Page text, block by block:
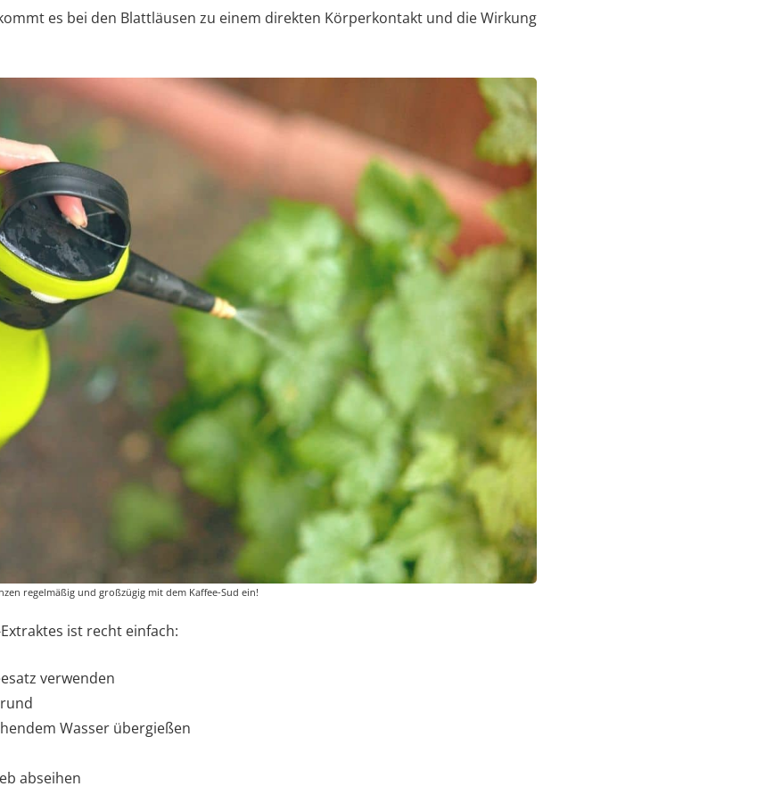
es bei den Blattläusen zu einem direkten Körperkontakt und die Wirkung
regelmäßig und großzügig mit dem Kaffee-Sud ein!
ist recht einfach:
verwenden
Wasser übergießen
abseihen